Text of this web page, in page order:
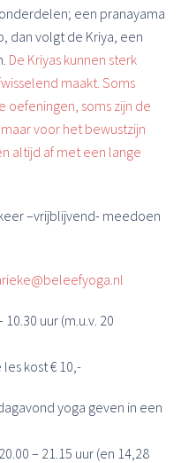
een pranayama
dan volgt de Kriya, een
De Kriyas kunnen sterk
maakt. Soms
oefeningen, soms zijn de
voor het bewustzijn
altijd af met een lange
–vrijblijvend- meedoen
uur (m.u.v. 20
kost € 10,-
yoga geven in een
– 21.15 uur (en 14,28